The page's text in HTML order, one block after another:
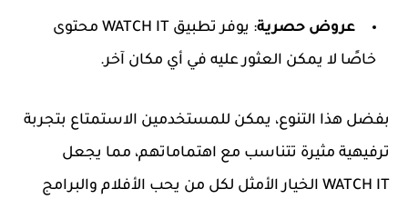
عروض حصرية
: يوفر تطبيق WATCH IT محتوى
خاصًا لا يمكن العثور عليه في أي مكان آخر.
بفضل هذا التنوع، يمكن للمستخدمين الاستمتاع بتجربة
ترفيهية مثيرة تتناسب مع اهتماماتهم، مما يجعل
WATCH IT الخيار الأمثل لكل من يحب الأفلام والبرامج